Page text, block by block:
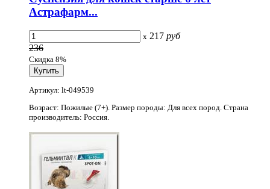
Астрафарм...
x 217 руб
236
Скидка 8%
Артикул: lt-049539
Возраст: Пожилые (7+). Размер породы: Для всех пород. Страна
производитель: Россия.